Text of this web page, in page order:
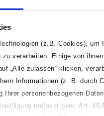
(z.B. Cookies),
verarbeiten. Einige von
„Alle zulassen“ klicken,
Informationen (z. B. durch
Ihrer personenbezogenen
umfasst gem. Art.
Alle Angaben
Impressum